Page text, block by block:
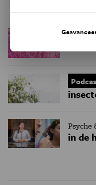
Ruimte
Psyche
in de